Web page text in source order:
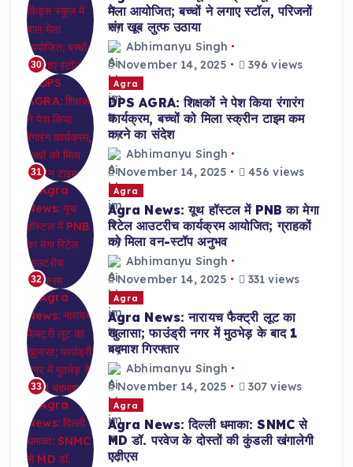
30
मेला आयोजित; बच्चों ने लगाए स्टॉल, परिजनों
संग खूब लुत्फ उठाया
Abhimanyu Singh
November 14, 2025
396 views
31
Agra
DPS AGRA: शिक्षकों ने पेश किया रंगारंग
कार्यक्रम, बच्चों को मिला स्क्रीन टाइम कम
करने का संदेश
Abhimanyu Singh
November 14, 2025
456 views
32
Agra
Agra News: यूथ हॉस्टल में PNB का मेगा
रिटेल आउटरीच कार्यक्रम आयोजित; ग्राहकों
को मिला वन-स्टॉप अनुभव
Abhimanyu Singh
November 14, 2025
331 views
33
Agra
Agra News: नारायच फैक्ट्री लूट का
खुलासा; फाउंड्री नगर में मुठभेड़ के बाद 1
बदमाश गिरफ्तार
Abhimanyu Singh
November 14, 2025
307 views
Agra
Agra News: दिल्ली धमाका: SNMC से
MD डॉ. परवेज के दोस्तों की कुंडली खंगालेगी
एटीएस